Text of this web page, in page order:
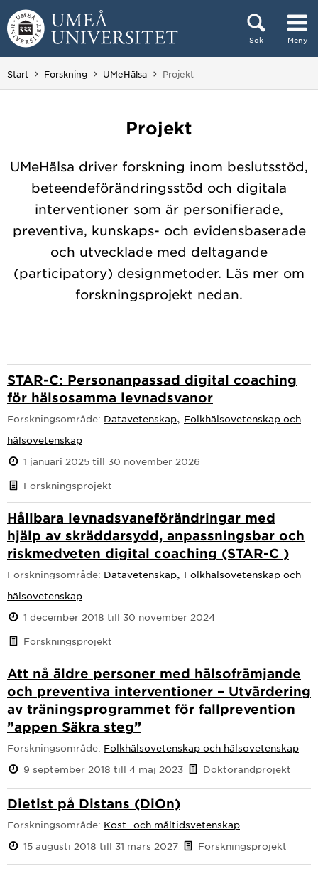
Hoppa direkt till innehållet
Sök Meny
Huvudmenyn dold.
Start Forskning UMeHälsa Du är här:
Projekt
Projekt
UMeHälsa driver forskning inom beslutsstöd,
beteendeförändringsstöd och digitala
interventioner som är personifierade,
preventiva, kunskaps- och evidensbaserade
och utvecklade med deltagande
(participatory) designmetoder. Läs mer om
forskningsprojekt nedan.
STAR-C: Personanpassad digital coaching
för hälsosamma levnadsvanor
Forskningsområde: Datavetenskap, Folkhälsovetenskap och
hälsovetenskap
1 januari 2025 till 30 november 2026
Forskningsprojekt
Hållbara levnadsvaneförändringar med
hjälp av skräddarsydd, anpassningsbar och
riskmedveten digital coaching (STAR-C )
Forskningsområde: Datavetenskap, Folkhälsovetenskap och
hälsovetenskap
1 december 2018 till 30 november 2024
Forskningsprojekt
Att nå äldre personer med hälsofrämjande
och preventiva interventioner – Utvärdering
av träningsprogrammet för fallprevention
”appen Säkra steg”
Forskningsområde: Folkhälsovetenskap och hälsovetenskap
9 september 2018 till 4 maj 2023
Doktorandprojekt
Dietist på Distans (DiOn)
Forskningsområde: Kost- och måltidsvetenskap
15 augusti 2018 till 31 mars 2027
Forskningsprojekt